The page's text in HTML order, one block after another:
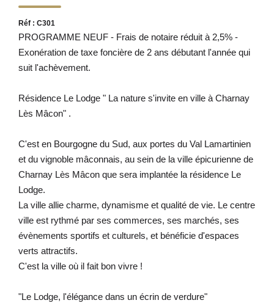
Réf : C301
PROGRAMME NEUF - Frais de notaire réduit à 2,5% -
Exonération de taxe foncière de 2 ans débutant l'année qui
suit l'achèvement.
Résidence Le Lodge " La nature s'invite en ville à Charnay
Lès Mâcon" .
C'est en Bourgogne du Sud, aux portes du Val Lamartinien
et du vignoble mâconnais, au sein de la ville épicurienne de
Charnay Lès Mâcon que sera implantée la résidence Le
Lodge.
La ville allie charme, dynamisme et qualité de vie. Le centre
ville est rythmé par ses commerces, ses marchés, ses
évènements sportifs et culturels, et bénéficie d'espaces
verts attractifs.
C'est la ville où il fait bon vivre !
"Le Lodge, l'élégance dans un écrin de verdure"